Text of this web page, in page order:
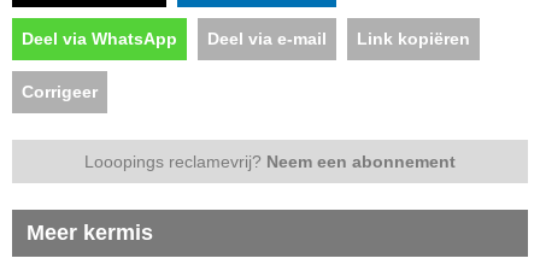
Deel via WhatsApp Deel via e-mail Link kopiëren
Corrigeer
Looopings reclamevrij? Neem een abonnement
Meer kermis